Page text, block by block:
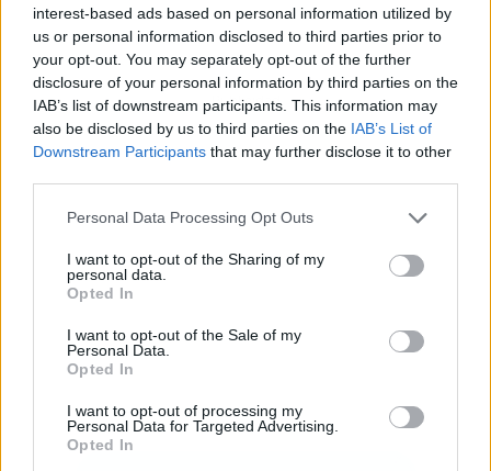
interest-based ads based on personal information utilized by
us or personal information disclosed to third parties prior to
your opt-out. You may separately opt-out of the further
disclosure of your personal information by third parties on the
IAB’s list of downstream participants. This information may
also be disclosed by us to third parties on the IAB’s List of
Downstream Participants that may further disclose it to other
Personal Data Processing Opt Outs
I want to opt-out of the Sharing of my
personal data.
Opted In
I want to opt-out of the Sale of my
Personal Data.
Opted In
I want to opt-out of processing my
Personal Data for Targeted Advertising.
Opted In
Publicidad